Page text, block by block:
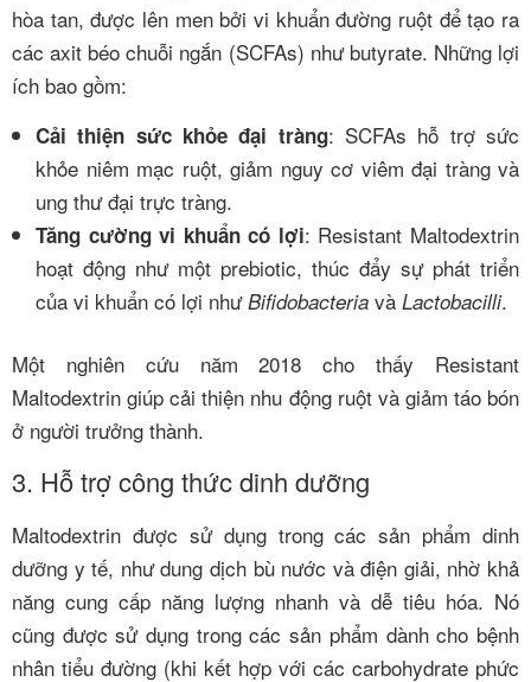
hòa tan, được lên men bởi vi khuẩn đường ruột để tạo ra
các axit béo chuỗi ngắn (SCFAs) như butyrate. Những lợi
ích bao gồm:
Cải thiện sức khỏe đại tràng: SCFAs hỗ trợ sức
khỏe niêm mạc ruột, giảm nguy cơ viêm đại tràng và
ung thư đại trực tràng.
Tăng cường vi khuẩn có lợi: Resistant Maltodextrin
hoạt động như một prebiotic, thúc đẩy sự phát triển
của vi khuẩn có lợi nhưBifidobacteria và Lactobacilli.
Một nghiên cứu năm 2018 cho thấy Resistant
Maltodextrin giúp cải thiện nhu động ruột và giảm táo bón
ở người trưởng thành.
3. Hỗ trợ công thức dinh dưỡng
Maltodextrin được sử dụng trong các sản phẩm dinh
dưỡng y tế, như dung dịch bù nước và điện giải, nhờ khả
năng cung cấp năng lượng nhanh và dễ tiêu hóa. Nó
cũng được sử dụng trong các sản phẩm dành cho bệnh
nhân tiểu đường (khi kết hợp với các carbohydrate phức